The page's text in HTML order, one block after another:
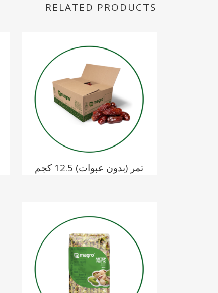
RELATED PRODUCTS
تمر (بدون عبوات) 12.5 كجم